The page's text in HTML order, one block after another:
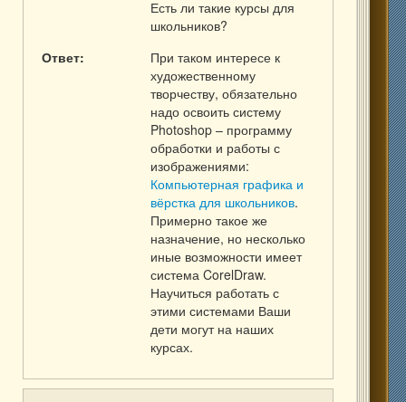
Есть ли такие курсы для
школьников?
Ответ:
При таком интересе к
художественному
творчеству, обязательно
надо освоить систему
Photoshop – программу
обработки и работы с
изображениями:
Компьютерная графика и
вёрстка для школьников.
Примерно такое же
назначение, но несколько
иные возможности имеет
система CorelDraw.
Научиться работать с
этими системами Ваши
дети могут на наших
курсах.